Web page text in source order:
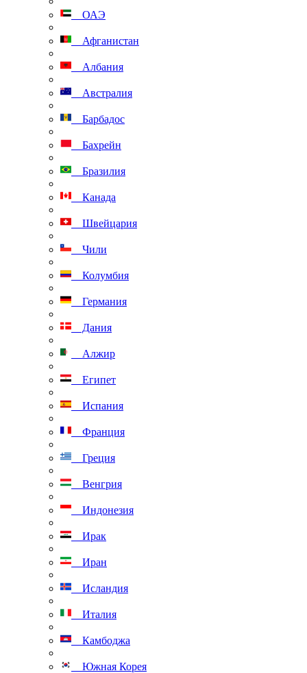
ОАЭ
Афганистан
Албания
Австралия
Барбадос
Бахрейн
Бразилия
Канада
Швейцария
Чили
Колумбия
Германия
Дания
Алжир
Египет
Испания
Франция
Греция
Венгрия
Индонезия
Ирак
Иран
Исландия
Италия
Камбоджа
Южная Корея